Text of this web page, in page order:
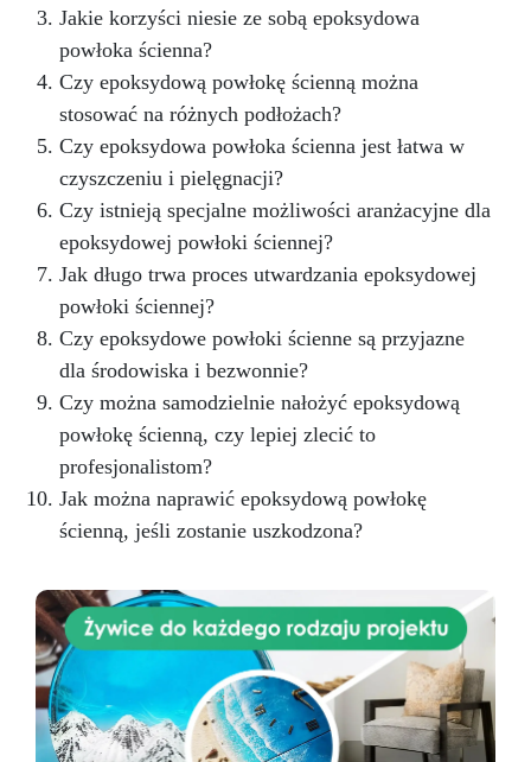
Jakie korzyści niesie ze sobą epoksydowa
powłoka ścienna?
Czy epoksydową powłokę ścienną można
stosować na różnych podłożach?
Czy epoksydowa powłoka ścienna jest łatwa w
czyszczeniu i pielęgnacji?
Czy istnieją specjalne możliwości aranżacyjne dla
epoksydowej powłoki ściennej?
Jak długo trwa proces utwardzania epoksydowej
powłoki ściennej?
Czy epoksydowe powłoki ścienne są przyjazne
dla środowiska i bezwonnie?
Czy można samodzielnie nałożyć epoksydową
powłokę ścienną, czy lepiej zlecić to
profesjonalistom?
Jak można naprawić epoksydową powłokę
ścienną, jeśli zostanie uszkodzona?